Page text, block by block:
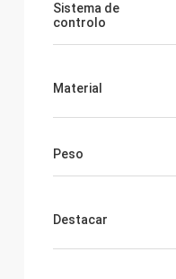
Sistema de
controlo
Material
Peso
Destacar